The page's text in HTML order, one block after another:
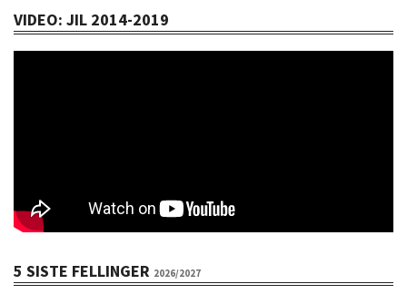
VIDEO: JIL 2014-2019
5 SISTE FELLINGER 2026/2027